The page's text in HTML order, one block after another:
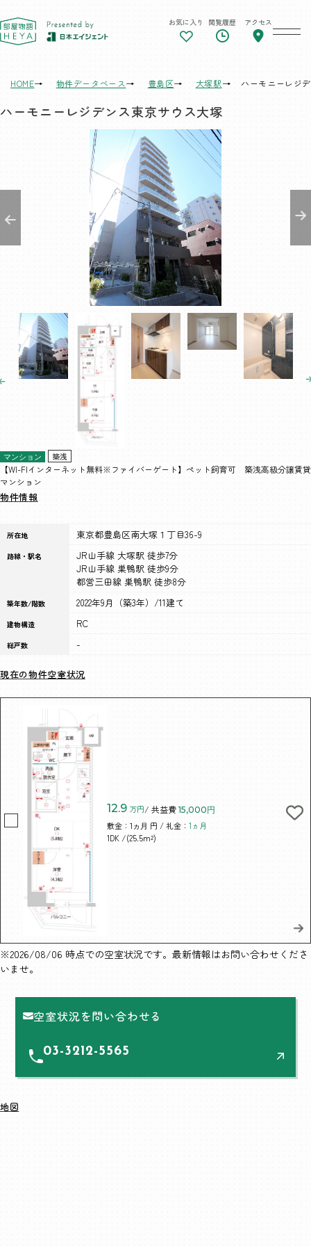
東京 部屋物語 お気に入り 閲覧履歴 アクセス
HOME 物件データベース 豊島区 大塚駅 ハーモニーレジ
ハーモニーレジデンス東京サウス大塚
マンション 築浅
【WI-FIインターネット無料※ファイバーゲート】ペット飼育可 築浅高級分譲賃貸
マンション
物件情報
所在地 東京都豊島区南大塚１丁目36-9
路線・駅名
JR山手線 大塚駅 徒歩7分
JR山手線 巣鴨駅 徒歩9分
都営三田線 巣鴨駅 徒歩8分
築年数/階数 2022年9月（築3年）/11建て
建物構造 RC
総戸数 -
現在の物件空室状況
12.9 万円/ 共益費 15,000円
敷金：1ヵ月 円 / 礼金：1ヵ月
1DK /(25.5m²)
※2026/08/06 時点での空室状況です。最新情報はお問い合わせくださ
いませ。
空室状況を問い合わせる
03-3212-5565
地図